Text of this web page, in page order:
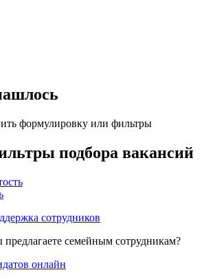
формулировку или фильтры
подбора вакансий
сотрудников
семейным сотрудникам?
онлайн